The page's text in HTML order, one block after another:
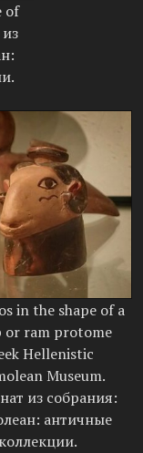
of
in the shape of a
or ram protome
Hellenistic
Museum.
из собрания:
античные
коллекции.